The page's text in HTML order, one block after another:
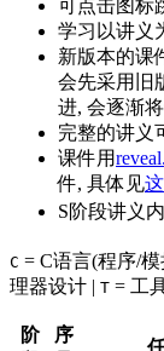
可点击图标
学习以讲义
新版本的课
会先采用旧
进, 会逐渐
完整的讲义
课件用
件, 具体见
S阶段讲义
C = C语言(程序/
理器设计 | T = 工
阶
序